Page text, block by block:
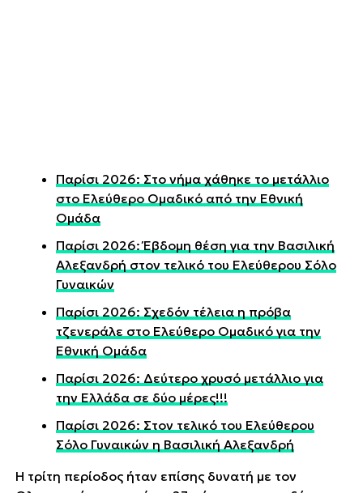
Παρίσι 2026: Στο νήμα χάθηκε το μετάλλιο
στο Ελεύθερο Ομαδικό από την Εθνική
Ομάδα
Παρίσι 2026: Έβδομη θέση για την Βασιλική
Αλεξανδρή στον τελικό του Ελεύθερου Σόλο
Γυναικών
Παρίσι 2026: Σχεδόν τέλεια η πρόβα
τζενεράλε στο Ελεύθερο Ομαδικό για την
Εθνική Ομάδα
Παρίσι 2026: Δεύτερο χρυσό μετάλλιο για
την Ελλάδα σε δύο μέρες!!!
Παρίσι 2026: Στον τελικό του Ελεύθερου
Σόλο Γυναικών η Βασιλική Αλεξανδρή
Η τρίτη περίοδος ήταν επίσης δυνατή με τον